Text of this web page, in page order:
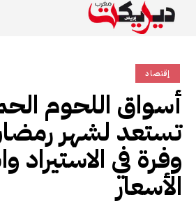
إقتصاد
أسواق اللحوم
تستعد لشهر
وفرة في الاستيراد
الأسعار